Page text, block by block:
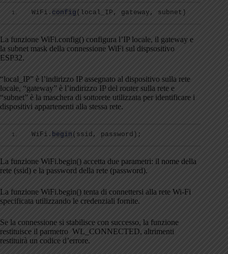
WiFi. config ( local_IP, gateway, subnet )
La funzione WiFi.config() configura l’IP locale, il gateway e
la subnet mask della connessione WiFi sul dispsositivo
ESP32.
“local_IP” è l’indirizzo IP assegnato al dispositivo sulla rete
locale, “gateway” è l’indirizzo IP del router sulla rete e
“subnet” è la maschera di sottorete utilizzata per identificare i
dispositivi appartenenti alla stessa rete.
WiFi. begin ( ssid, password ) ;
La funzione WiFi.begin() accetta due parametri: il nome della
rete (ssid) e la password della rete (password).
La funzione WiFi.begin() tenta di connettersi alla rete Wi-Fi
specificata utilizzando le credenziali fornite.
Se la connessione si stabilisce con successo, la funzione
restituisce il parmetro WL_CONNECTED, altrimenti
restituirà un codice d’errore.